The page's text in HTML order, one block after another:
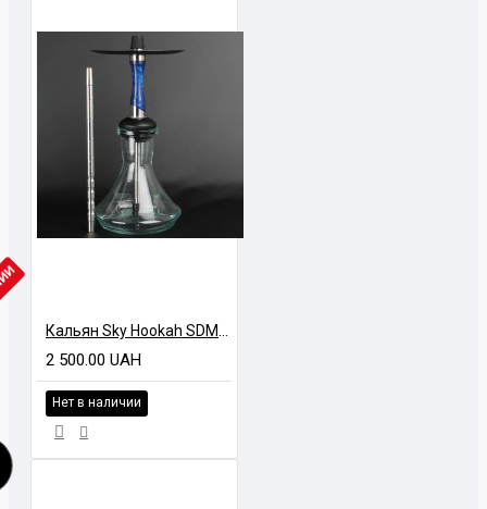
2 500.00 UAH
Нет в наличии